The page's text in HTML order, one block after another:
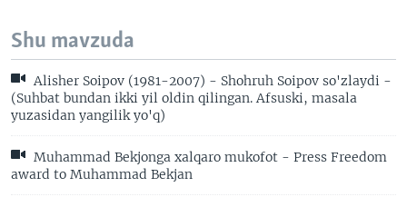
Shu mavzuda
Alisher Soipov (1981-2007) - Shohruh Soipov so'zlaydi -
(Suhbat bundan ikki yil oldin qilingan. Afsuski, masala
yuzasidan yangilik yo'q)
Muhammad Bekjonga xalqaro mukofot - Press Freedom
award to Muhammad Bekjan